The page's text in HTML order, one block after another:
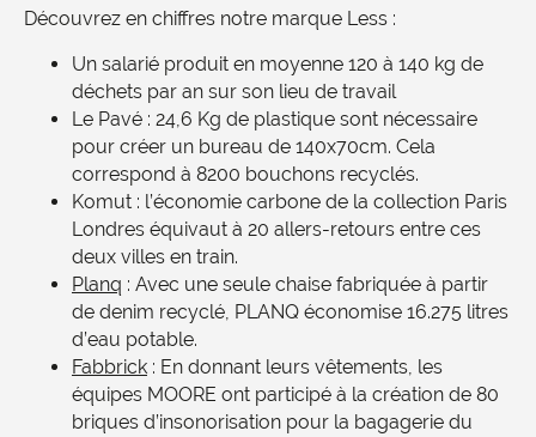
Découvrez en chiffres notre marque Less :
Un salarié produit en moyenne 120 à 140 kg de
déchets par an sur son lieu de travail
Le Pavé : 24,6 Kg de plastique sont nécessaire
pour créer un bureau de 140x70cm. Cela
correspond à 8200 bouchons recyclés.
Komut : l’économie carbone de la collection Paris
Londres équivaut à 20 allers-retours entre ces
deux villes en train.
Planq : Avec une seule chaise fabriquée à partir
de denim recyclé, PLANQ économise 16.275 litres
d’eau potable.
Fabbrick : En donnant leurs vêtements, les
équipes MOORE ont participé à la création de 80
briques d’insonorisation pour la bagagerie du